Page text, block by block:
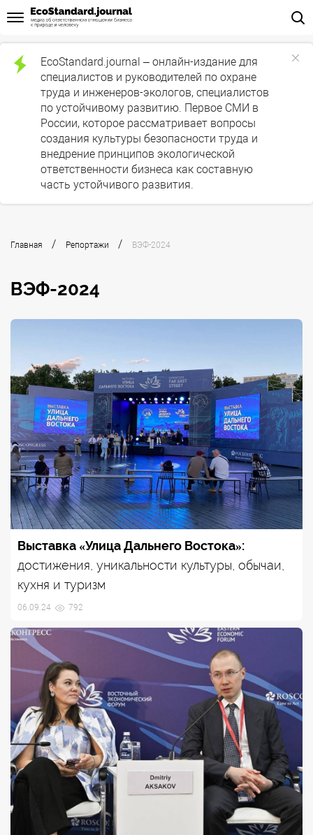
EcoStandard.journal – онлайн-издание для
специалистов и руководителей по охране
труда и инженеров-экологов, специалистов
по устойчивому развитию. Первое СМИ в
России, которое рассматривает вопросы
создания культуры безопасности труда и
внедрение принципов экологической
ответственности бизнеса как составную
часть устойчивого развития.
Главная / Репортажи / ВЭФ-2024
ВЭФ-2024
Выставка «Улица Дальнего Востока»:
достижения, уникальности культуры, обычаи,
кухня и туризм
06.09.24 792